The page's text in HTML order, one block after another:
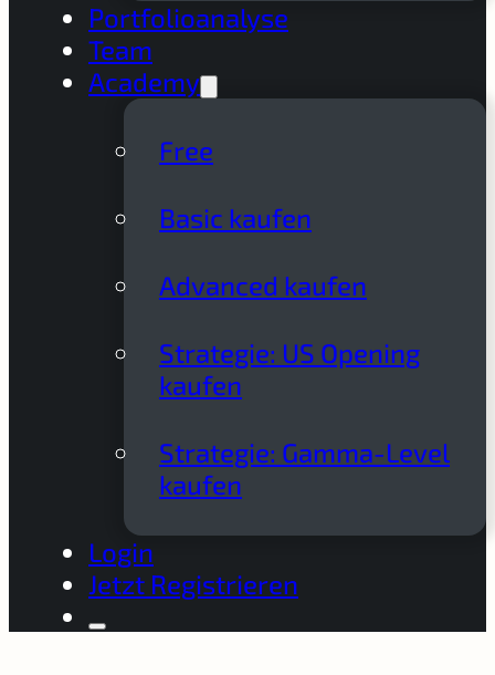
Portfolioanalyse
Team
Academy
Free
Basic kaufen
Advanced kaufen
Strategie: US Opening
kaufen
Strategie: Gamma-Level
kaufen
Login
Jetzt Registrieren